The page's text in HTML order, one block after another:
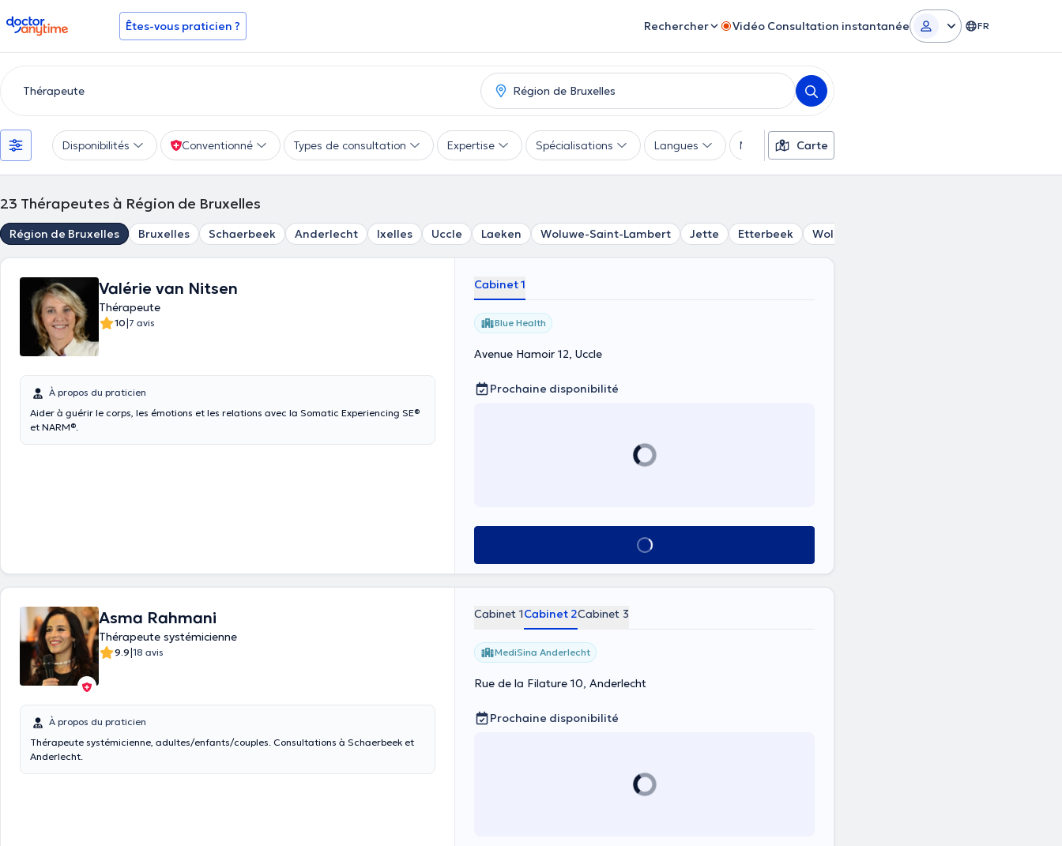
doctoranytime Êtes-vous praticien ? Rechercher Vidéo Consultation instantanée FR
Disponibilités Conventionné Types de consultation Expertise Spécialisations Langues Moyens de paiement
Carte
23 Thérapeutes à Région de Bruxelles
Région de Bruxelles Bruxelles Schaerbeek Anderlecht Ixelles Uccle Laeken Woluwe-Saint-Lambert Jette Etterbeek Woluwe-Saint-Pierre
Valérie van Nitsen
Thérapeute
10|7 avis
À propos du praticien
Aider à guérir le corps, les émotions et les relations avec la Somatic Experiencing SE®
et NARM®.
Cabinet 1
Blue Health
Avenue Hamoir 12, Uccle
Prochaine disponibilité
Voir tout
Asma Rahmani
Thérapeute systémicienne
9.9|18 avis
À propos du praticien
Thérapeute systémicienne, adultes/enfants/couples. Consultations à Schaerbeek et
Anderlecht.
Cabinet 1Cabinet 2Cabinet 3
MediSina Anderlecht
Rue de la Filature 10, Anderlecht
Prochaine disponibilité